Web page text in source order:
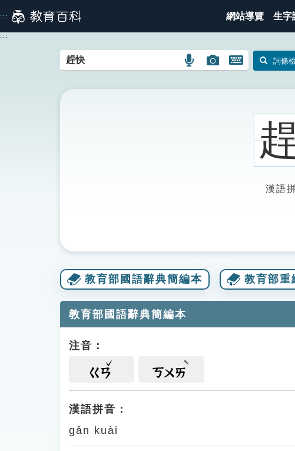
到
主
::: 網站導覽 生字
:::
語
搜
圖
搜
開
鍵
詞條
漢語
教育部國語辭典簡編本 教育部重
教育部國語辭典簡編本
注音：
ㄍㄢ ㄎㄨㄞ
漢語拼音：
gǎn kuài